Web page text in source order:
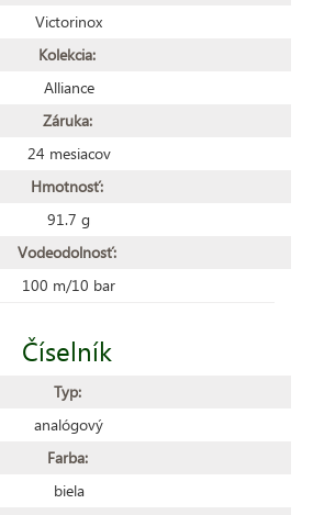
Victorinox
Kolekcia:
Alliance
Záruka:
24 mesiacov
Hmotnosť:
91.7 g
Vodeodolnosť:
100 m/10 bar
Číselník
Typ:
analógový
Farba:
biela